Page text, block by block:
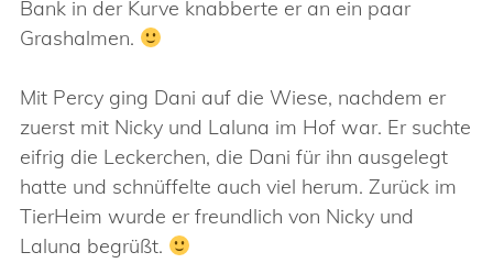
Bank in der Kurve knabberte er an ein paar
Grashalmen.
Mit Percy ging Dani auf die Wiese, nachdem er
zuerst mit Nicky und Laluna im Hof war. Er suchte
eifrig die Leckerchen, die Dani für ihn ausgelegt
hatte und schnüffelte auch viel herum. Zurück im
TierHeim wurde er freundlich von Nicky und
Laluna begrüßt.